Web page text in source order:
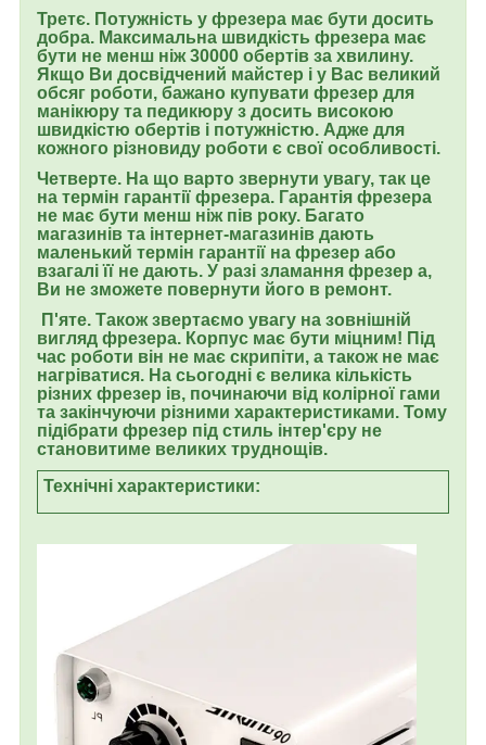
Третє. Потужність у фрезера має бути досить
добра. Максимальна швидкість фрезера має
бути не менш ніж 30000 обертів за хвилину.
Якщо Ви досвідчений майстер і у Вас великий
обсяг роботи, бажано купувати фрезер для
манікюру та педикюру з досить високою
швидкістю обертів і потужністю. Адже для
кожного різновиду роботи є свої особливості.
Четверте. На що варто звернути увагу, так це
на термін гарантії фрезера. Гарантія фрезера
не має бути менш ніж пів року. Багато
магазинів та інтернет-магазинів дають
маленький термін гарантії на фрезер або
взагалі її не дають. У разі зламання фрезер а,
Ви не зможете повернути його в ремонт.
П'яте. Також звертаємо увагу на зовнішній
вигляд фрезера. Корпус має бути міцним! Під
час роботи він не має скрипіти, а також не має
нагріватися. На сьогодні є велика кількість
різних фрезер ів, починаючи від колірної гами
та закінчуючи різними характеристиками. Тому
підібрати фрезер під стиль інтер'єру не
становитиме великих труднощів.
Технічні характеристики: